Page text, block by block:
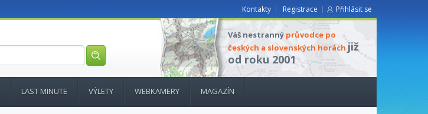
Kontakty Registrace Přihlásit se
Váš nestranný průvodce po
českých a slovenských horách již
od roku 2001
LAST MINUTE VÝLETY WEBKAMERY MAGAZÍN